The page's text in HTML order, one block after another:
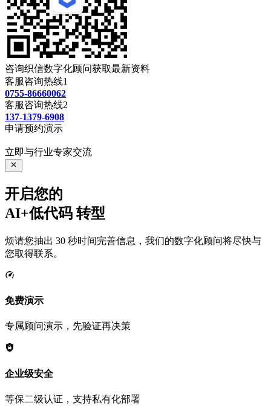
咨询织信数字化顾问获取最新资料
客服咨询热线1
0755-86660062
客服咨询热线2
137-1379-6908
申请预约演示
立即与行业专家交流
开启您的
AI+低代码 转型
烦请您抽出 30 秒时间完善信息，我们的数字化顾问将尽快与
您取得联系。
免费演示
专属顾问演示，先验证再决策
企业级安全
等保二级认证，支持私有化部署